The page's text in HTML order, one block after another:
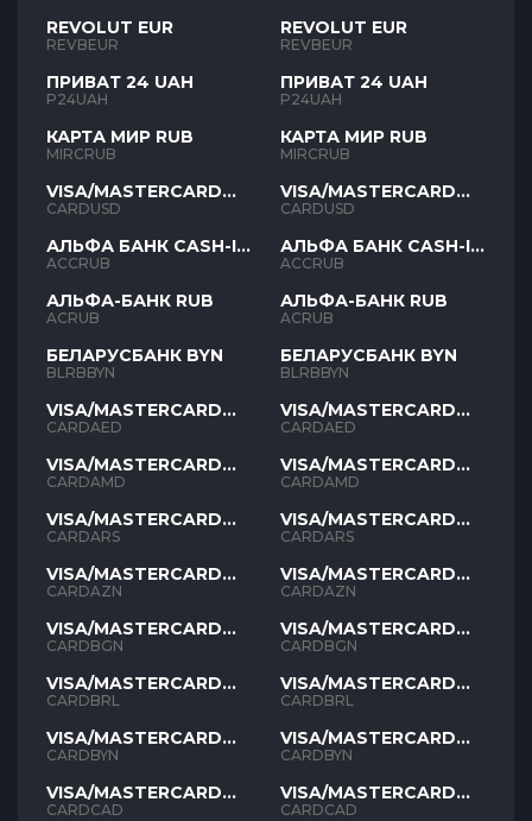
REVOLUT EUR
REVBEUR
ПРИВАТ 24 UAH
P24UAH
КАРТА МИР RUB
MIRCRUB
VISA/MASTERCARD
USD
CARDUSD
АЛЬФА БАНК CASH-IN
RUB
ACCRUB
АЛЬФА-БАНК RUB
ACRUB
БЕЛАРУСБАНК BYN
BLRBBYN
VISA/MASTERCARD
AED
CARDAED
VISA/MASTERCARD
AMD
CARDAMD
VISA/MASTERCARD
ARS
CARDARS
VISA/MASTERCARD
AZN
CARDAZN
VISA/MASTERCARD
BGN
CARDBGN
VISA/MASTERCARD
BRL
CARDBRL
VISA/MASTERCARD
BYN
CARDBYN
VISA/MASTERCARD
CAD
CARDCAD
REVOLUT EUR
REVBEUR
ПРИВАТ 24 UAH
P24UAH
КАРТА МИР RUB
MIRCRUB
VISA/MASTERCARD
USD
CARDUSD
АЛЬФА БАНК CASH-IN
RUB
ACCRUB
АЛЬФА-БАНК RUB
ACRUB
БЕЛАРУСБАНК BYN
BLRBBYN
VISA/MASTERCARD
AED
CARDAED
VISA/MASTERCARD
AMD
CARDAMD
VISA/MASTERCARD
ARS
CARDARS
VISA/MASTERCARD
AZN
CARDAZN
VISA/MASTERCARD
BGN
CARDBGN
VISA/MASTERCARD
BRL
CARDBRL
VISA/MASTERCARD
BYN
CARDBYN
VISA/MASTERCARD
CAD
CARDCAD